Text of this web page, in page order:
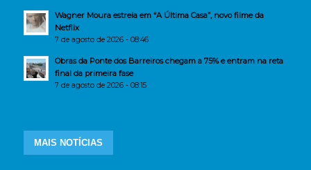
Wagner Moura estreia em “A Última Casa”, novo filme da
Netflix
7 de agosto de 2026 - 08:46
Obras da Ponte dos Barreiros chegam a 75% e entram na reta
final da primeira fase
7 de agosto de 2026 - 08:15
MAIS NOTÍCIAS